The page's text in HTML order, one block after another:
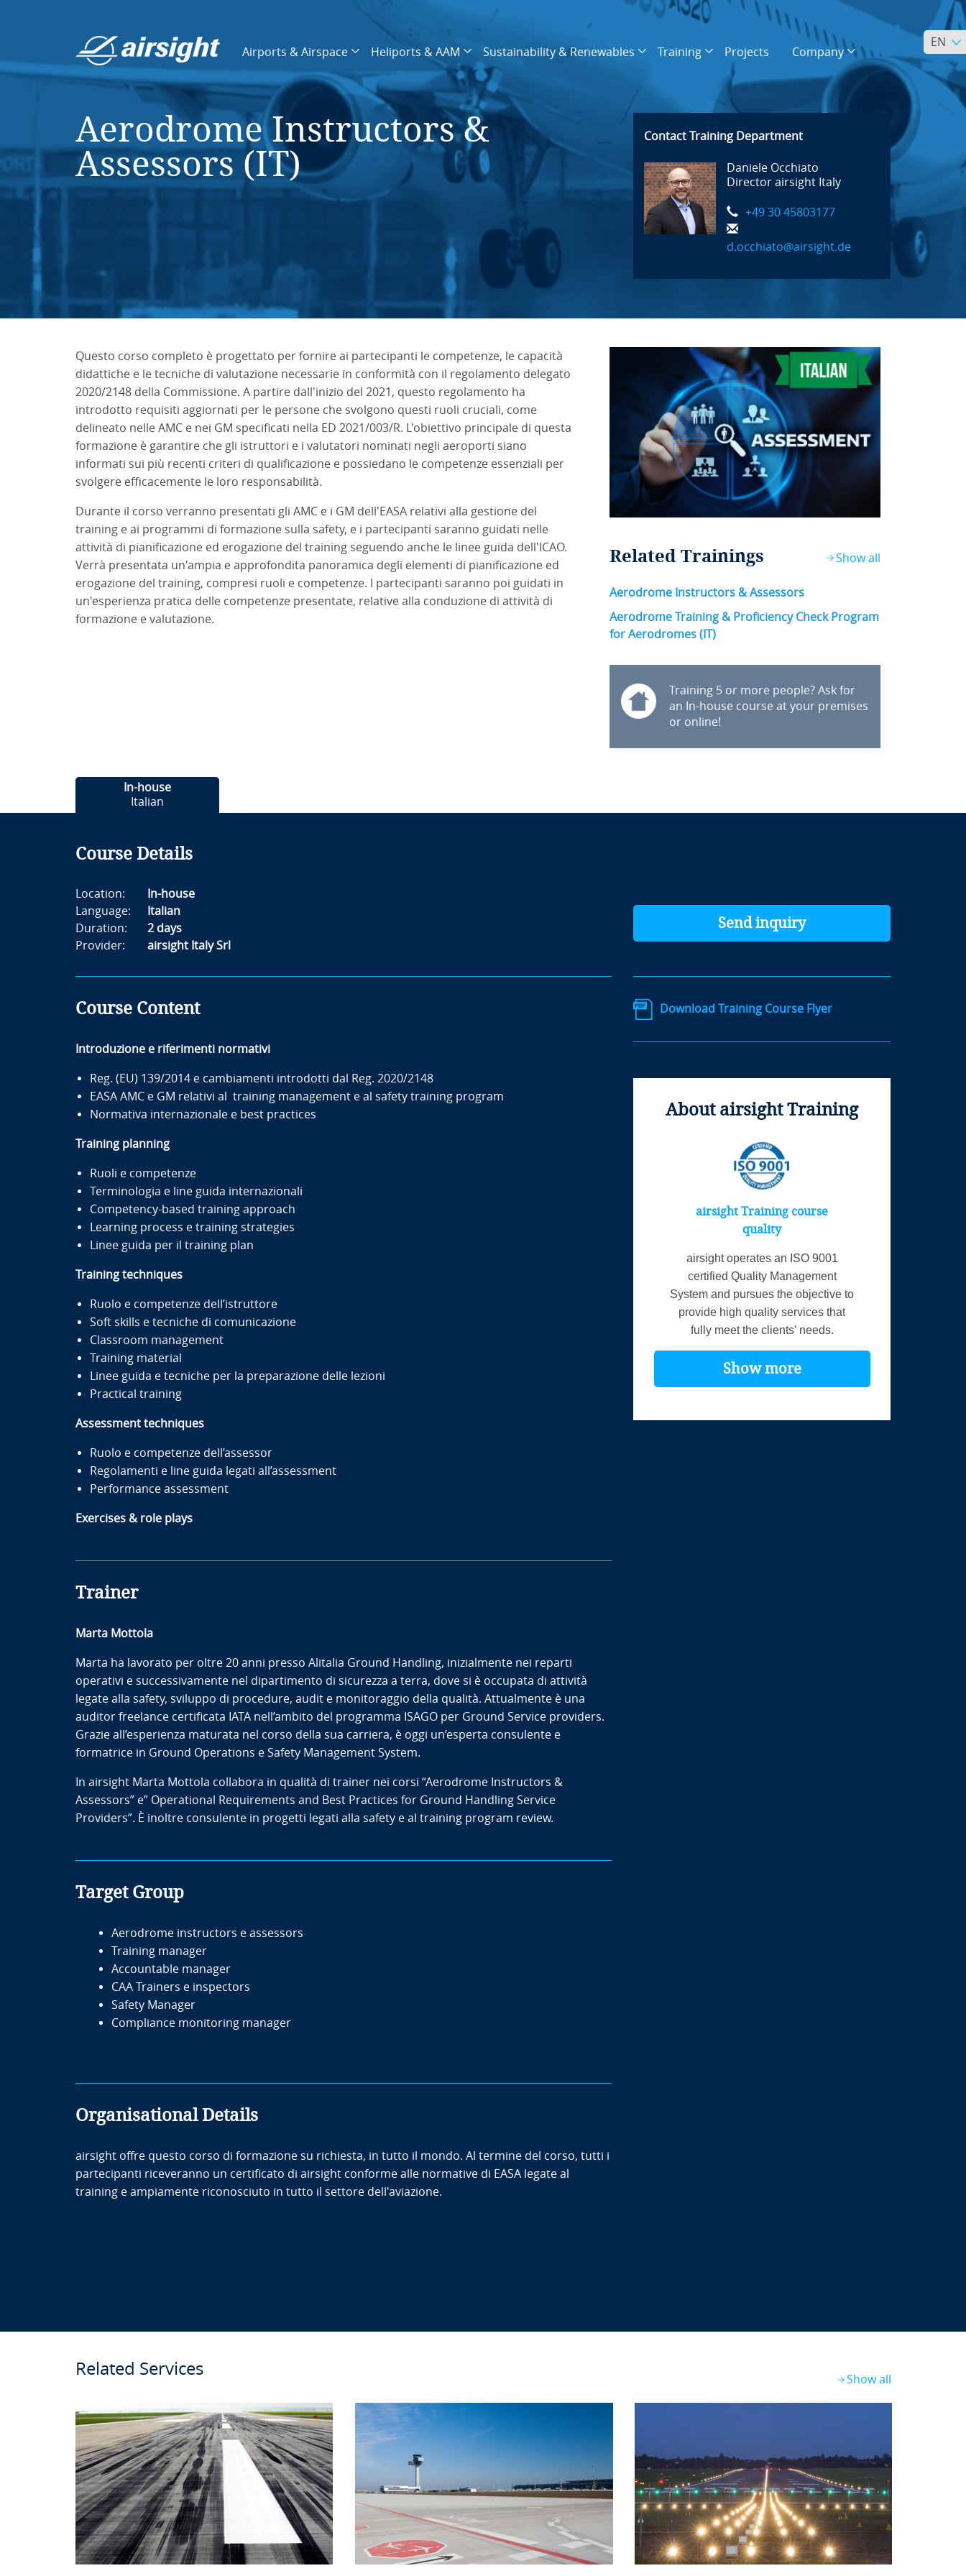
Airports & Airspace Heliports & AAM Sustainability & Renewables Training Projects Company
EN
Aerodrome Instructors &
Assessors (IT)
Contact Training Department
Daniele Occhiato
Director airsight Italy
+49 30 45803177
d.occhiato@airsight.de
Questo corso completo è progettato per fornire ai partecipanti le competenze, le capacità
didattiche e le tecniche di valutazione necessarie in conformità con il regolamento delegato
2020/2148 della Commissione. A partire dall'inizio del 2021, questo regolamento ha
introdotto requisiti aggiornati per le persone che svolgono questi ruoli cruciali, come
delineato nelle AMC e nei GM specificati nella ED 2021/003/R. L'obiettivo principale di questa
formazione è garantire che gli istruttori e i valutatori nominati negli aeroporti siano
informati sui più recenti criteri di qualificazione e possiedano le competenze essenziali per
svolgere efficacemente le loro responsabilità.
Durante il corso verranno presentati gli AMC e i GM dell'EASA relativi alla gestione del
training e ai programmi di formazione sulla safety, e i partecipanti saranno guidati nelle
attività di pianificazione ed erogazione del training seguendo anche le linee guida dell'ICAO.
Verrà presentata un'ampia e approfondita panoramica degli elementi di pianificazione ed
erogazione del training, compresi ruoli e competenze. I partecipanti saranno poi guidati in
un'esperienza pratica delle competenze presentate, relative alla conduzione di attività di
formazione e valutazione.
Related Trainings Show all
Aerodrome Instructors & Assessors
Aerodrome Training & Proficiency Check Program
for Aerodromes (IT)
Training 5 or more people? Ask for
an In-house course at your premises
or online!
In-house
Italian
Course Details
Location:
In-house
Language:
Italian
Duration:
2 days
Provider:
airsight Italy Srl
Course Content
Introduzione e riferimenti normativi
Reg. (EU) 139/2014 e cambiamenti introdotti dal Reg. 2020/2148
EASA AMC e GM relativi al training management e al safety training program
Normativa internazionale e best practices
Training planning
Ruoli e competenze
Terminologia e line guida internazionali
Competency-based training approach
Learning process e training strategies
Linee guida per il training plan
Training techniques
Ruolo e competenze dell’istruttore
Soft skills e tecniche di comunicazione
Classroom management
Training material
Linee guida e tecniche per la preparazione delle lezioni
Practical training
Assessment techniques
Ruolo e competenze dell’assessor
Regolamenti e line guida legati all’assessment
Performance assessment
Exercises & role plays
Trainer
Marta Mottola
Marta ha lavorato per oltre 20 anni presso Alitalia Ground Handling, inizialmente nei reparti
operativi e successivamente nel dipartimento di sicurezza a terra, dove si è occupata di attività
legate alla safety, sviluppo di procedure, audit e monitoraggio della qualità. Attualmente è una
auditor freelance certificata IATA nell’ambito del programma ISAGO per Ground Service providers.
Grazie all’esperienza maturata nel corso della sua carriera, è oggi un’esperta consulente e
formatrice in Ground Operations e Safety Management System.
In airsight Marta Mottola collabora in qualità di trainer nei corsi “Aerodrome Instructors &
Assessors” e” Operational Requirements and Best Practices for Ground Handling Service
Providers”. È inoltre consulente in progetti legati alla safety e al training program review.
Target Group
Aerodrome instructors e assessors
Training manager
Accountable manager
CAA Trainers e inspectors
Safety Manager
Compliance monitoring manager
Organisational Details
airsight offre questo corso di formazione su richiesta, in tutto il mondo. Al termine del corso, tutti i
partecipanti riceveranno un certificato di airsight conforme alle normative di EASA legate al
training e ampiamente riconosciuto in tutto il settore dell'aviazione.
Send inquiry
Download Training Course Flyer
About airsight Training
airsight Training course
quality
airsight operates an ISO 9001
certified Quality Management
System and pursues the objective to
provide high quality services that
fully meet the clients’ needs.
Show more
Related Services
Show all